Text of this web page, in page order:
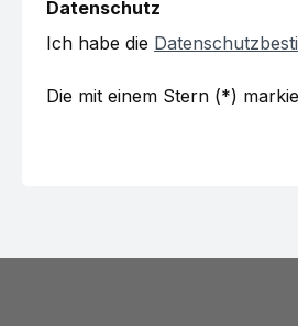
Datenschutz
Ich habe die
Die mit einem Stern (*)